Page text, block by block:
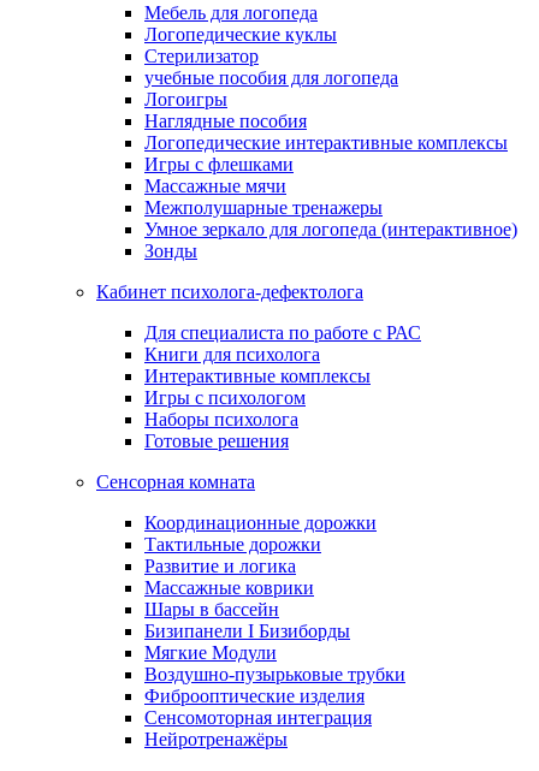
Мебель для логопеда
Логопедические куклы
Стерилизатор
учебные пособия для логопеда
Логоигры
Наглядные пособия
Логопедические интерактивные комплексы
Игры с флешками
Массажные мячи
Межполушарные тренажеры
Умное зеркало для логопеда (интерактивное)
Зонды
Кабинет психолога-дефектолога
Для специалиста по работе с РАС
Книги для психолога
Интерактивные комплексы
Игры с психологом
Наборы психолога
Готовые решения
Сенсорная комната
Координационные дорожки
Тактильные дорожки
Развитие и логика
Массажные коврики
Шары в бассейн
Бизипанели I Бизиборды
Мягкие Модули
Воздушно-пузырьковые трубки
Фиброоптические изделия
Сенсомоторная интеграция
Нейротренажёры